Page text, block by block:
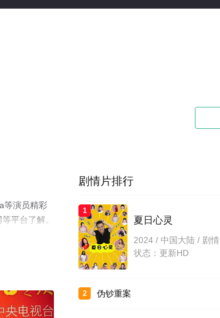
等演员精彩
平台了解。
剧情片排行
1
夏日心灵
2024 / 中国大陆 / 剧情
状态：更新HD
2 伪钞重案